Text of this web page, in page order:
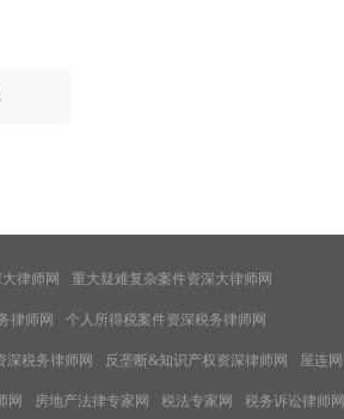
律师网 重大疑难复杂案件资深大律师网
律师网 个人所得税案件资深税务律师网
深税务律师网 反垄断&知识产权资深律师网 屋连网
网 房地产法律专家网 税法专家网 税务诉讼律师网